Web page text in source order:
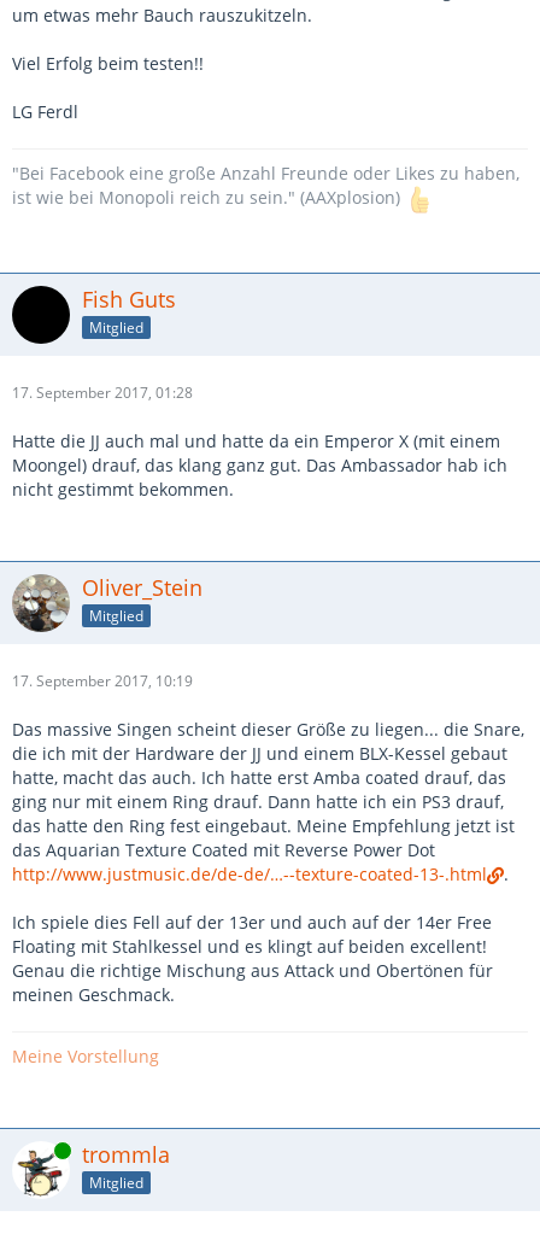
um etwas mehr Bauch rauszukitzeln.
Viel Erfolg beim testen!!
LG Ferdl
"Bei Facebook eine große Anzahl Freunde oder Likes zu haben,
ist wie bei Monopoli reich zu sein." (AAXplosion)
Fish Guts
Mitglied
17. September 2017, 01:28
Hatte die JJ auch mal und hatte da ein Emperor X (mit einem
Moongel) drauf, das klang ganz gut. Das Ambassador hab ich
nicht gestimmt bekommen.
Oliver_Stein
Mitglied
17. September 2017, 10:19
Das massive Singen scheint dieser Größe zu liegen... die Snare,
die ich mit der Hardware der JJ und einem BLX-Kessel gebaut
hatte, macht das auch. Ich hatte erst Amba coated drauf, das
ging nur mit einem Ring drauf. Dann hatte ich ein PS3 drauf,
das hatte den Ring fest eingebaut. Meine Empfehlung jetzt ist
das Aquarian Texture Coated mit Reverse Power Dot
http://www.justmusic.de/de-de/…--texture-coated-13-.html
.
Ich spiele dies Fell auf der 13er und auch auf der 14er Free
Floating mit Stahlkessel und es klingt auf beiden excellent!
Genau die richtige Mischung aus Attack und Obertönen für
meinen Geschmack.
Meine Vorstellung
Online trommla
Mitglied